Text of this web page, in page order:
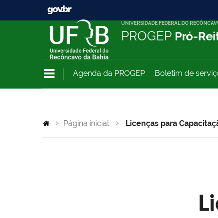
UNIVERSIDADE FEDERAL DO
PROGEP Pró-
Agenda da PROGEP Boletim de
Página inicial Licenças para